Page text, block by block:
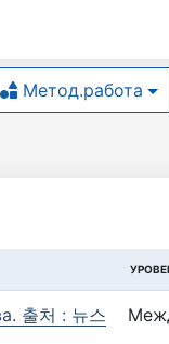
Метод.работа
출처 : 뉴스